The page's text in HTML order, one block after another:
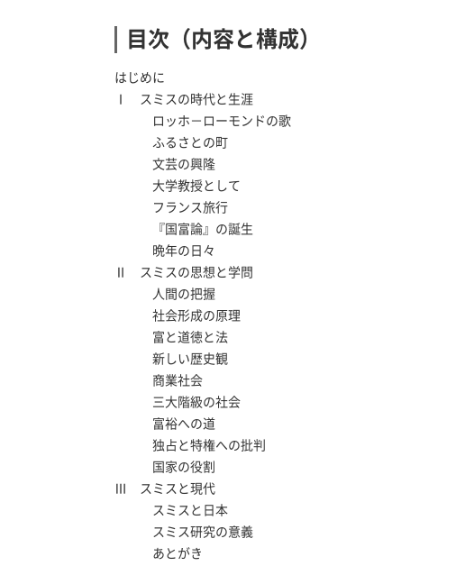
目次（内容と構成）
はじめに
Ⅰ スミスの時代と生涯
ロッホ－ローモンドの歌
ふるさとの町
文芸の興隆
大学教授として
フランス旅行
『国富論』の誕生
晩年の日々
Ⅱ スミスの思想と学問
人間の把握
社会形成の原理
富と道徳と法
新しい歴史観
商業社会
三大階級の社会
富裕への道
独占と特権への批判
国家の役割
Ⅲ スミスと現代
スミスと日本
スミス研究の意義
あとがき